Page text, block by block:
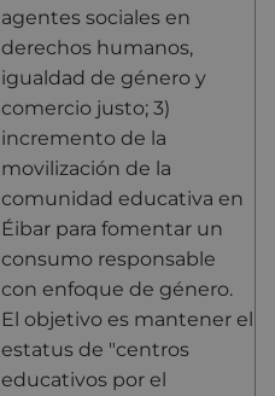
agentes sociales en
derechos humanos,
igualdad de género y
comercio justo; 3)
incremento de la
movilización de la
comunidad educativa en
Éibar para fomentar un
consumo responsable
con enfoque de género.
El objetivo es mantener el
estatus de "centros
educativos por el